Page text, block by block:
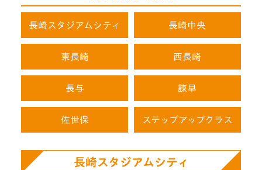
長崎スタジアムシティ 長崎中央
東長崎 西長崎
長与 諫早
佐世保 ステップアップクラス
長崎スタジアムシティ